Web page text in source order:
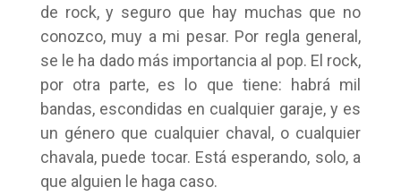
de rock, y seguro que hay muchas que no
conozco, muy a mi pesar. Por regla general,
se le ha dado más importancia al pop. El rock,
por otra parte, es lo que tiene: habrá mil
bandas, escondidas en cualquier garaje, y es
un género que cualquier chaval, o cualquier
chavala, puede tocar. Está esperando, solo, a
que alguien le haga caso.